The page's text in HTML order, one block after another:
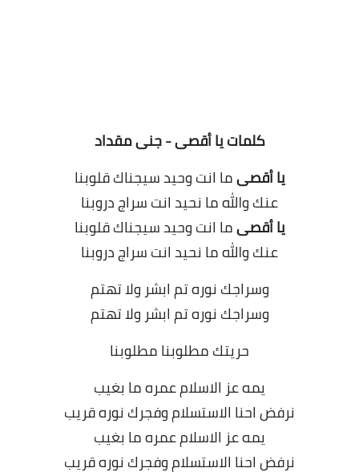
كلمات يا أقصى - جنى مقداد
يا أقصىما انت وحيد سيجناك قلوبنا
عنك والله ما نحيد انت سراج دروبنا
يا أقصىما انت وحيد سيجناك قلوبنا
عنك والله ما نحيد انت سراج دروبنا
وسراجك نوره تم ابشر ولا تهتم
وسراجك نوره تم ابشر ولا تهتم
حريتك مطلوبنا مطلوبنا
يمه عز الاسلام عمره ما بغيب
نرفض احنا الاستسلام وفجرك نوره قريب
يمه عز الاسلام عمره ما بغيب
نرفض احنا الاستسلام وفجرك نوره قريب